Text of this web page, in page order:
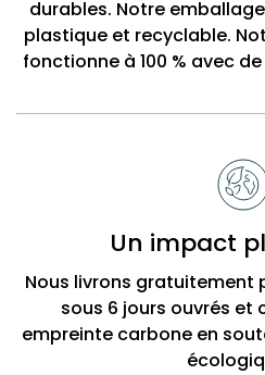
durables. Notre
plastique et recyclable.
fonctionne à 100 % avec
Un impact
Nous livrons gratuitement
sous 6 jours ouvrés et
empreinte carbone en